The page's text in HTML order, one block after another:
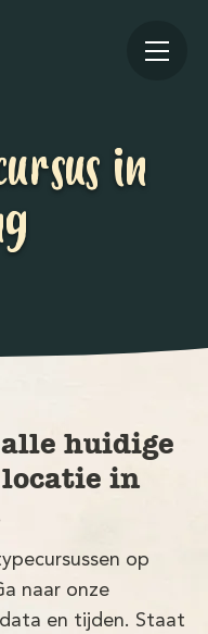
in
huidige
in
op
naar onze
en tijden. Staat